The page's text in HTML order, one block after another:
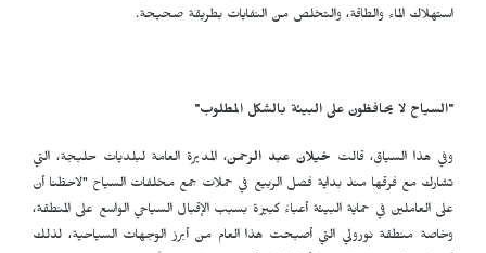
استهلاك الماء والطاقة، والتخلص من النفايات بطريقة صحيحة.
"السياح لا يحافظون على البيئة بالشكل المطلوب"
وفي هذا السياق، قالت خيلان عبد الرحمن، المديرة العامة لبلديات حلبجة، التي
تشارك مع فرقها منذ بداية فصل الربيع في حملات جمع مخلفات السياح "لاحظنا أن
على العاملين في حماية البيئة أعباءً كبيرة بسبب الإقبال السياحي الواسع على المنطقة،
وخاصة منطقة نورولي التي أصبحت هذا العام من أبرز الوجهات السياحية، لذلك